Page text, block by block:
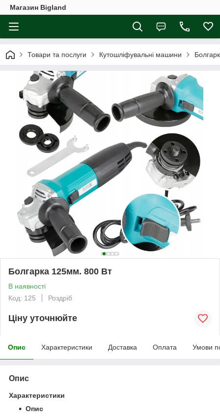
Магазин Bigland
Товари та послуги Кутошліфувальні машини
Болгарка 125мм. 800 Вт
В наявності
Код: 125
Роздріб
Ціну уточнюйте
Опис Характеристики Доставка Оплата Умови
Опис
Характеристики
Опис